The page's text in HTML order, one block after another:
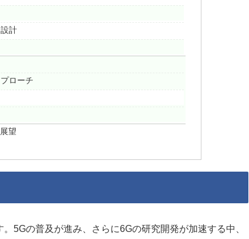
計
ローチ
望
5Gの普及が進み、さらに6Gの研究開発が加速する中、